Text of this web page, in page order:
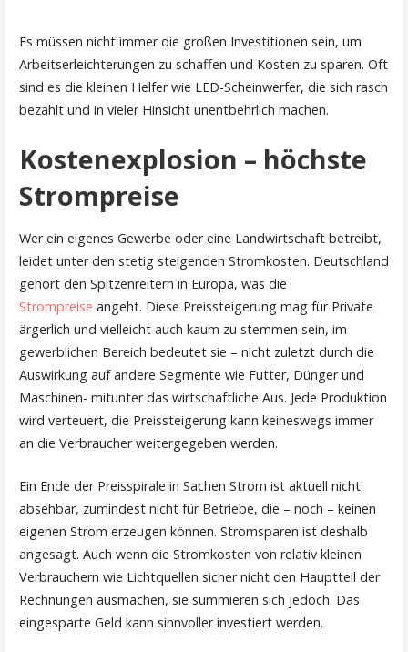
Es müssen nicht immer die großen Investitionen sein, um
Arbeitserleichterungen zu schaffen und Kosten zu sparen. Oft
sind es die kleinen Helfer wie LED-Scheinwerfer, die sich rasch
bezahlt und in vieler Hinsicht unentbehrlich machen.
Kostenexplosion – höchste
Strompreise
Wer ein eigenes Gewerbe oder eine Landwirtschaft betreibt,
leidet unter den stetig steigenden Stromkosten. Deutschland
gehört den Spitzenreitern in Europa, was die
Strompreise angeht. Diese Preissteigerung mag für Private
ärgerlich und vielleicht auch kaum zu stemmen sein, im
gewerblichen Bereich bedeutet sie – nicht zuletzt durch die
Auswirkung auf andere Segmente wie Futter, Dünger und
Maschinen- mitunter das wirtschaftliche Aus. Jede Produktion
wird verteuert, die Preissteigerung kann keineswegs immer
an die Verbraucher weitergegeben werden.
Ein Ende der Preisspirale in Sachen Strom ist aktuell nicht
absehbar, zumindest nicht für Betriebe, die – noch – keinen
eigenen Strom erzeugen können. Stromsparen ist deshalb
angesagt. Auch wenn die Stromkosten von relativ kleinen
Verbrauchern wie Lichtquellen sicher nicht den Hauptteil der
Rechnungen ausmachen, sie summieren sich jedoch. Das
eingesparte Geld kann sinnvoller investiert werden.